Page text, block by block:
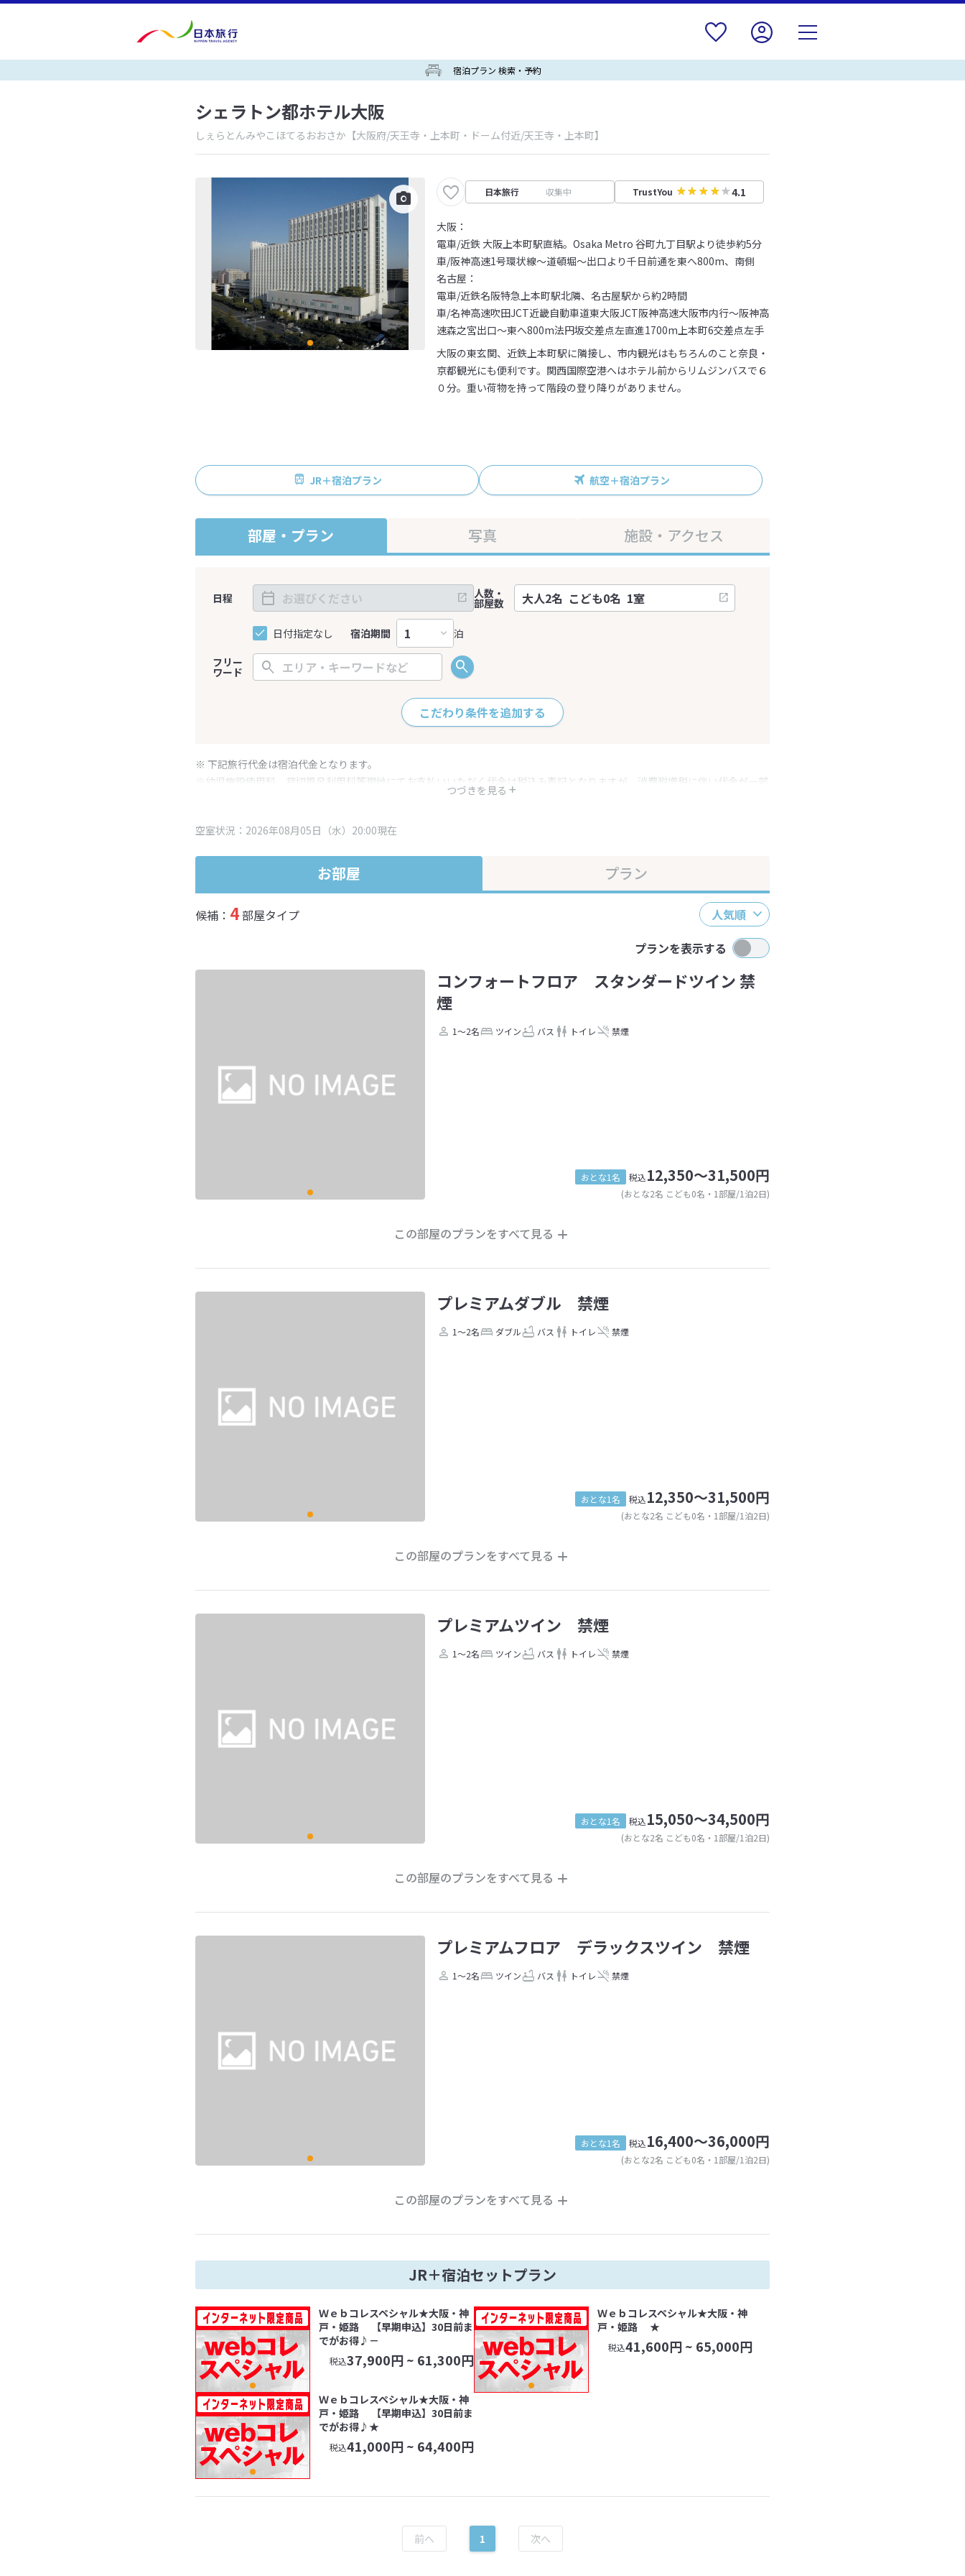
宿泊プラン 検索・予約
シェラトン都ホテル大阪
しぇらとんみやこほてるおおさか 【大阪府/天王寺・上本町・ドーム付近/天王寺・上本町】
日本旅行 収集中 TrustYou 4.1
大阪：
電車/近鉄 大阪上本町駅直結。Osaka Metro 谷町九丁目駅より徒歩約5分
車/阪神高速1号環状線～道頓堀～出口より千日前通を東へ800m、南側
名古屋：
電車/近鉄名阪特急上本町駅北隣、名古屋駅から約2時間
車/名神高速吹田JCT近畿自動車道東大阪JCT阪神高速大阪市内行～阪神高
速森之宮出口～東へ800m法円坂交差点左直進1700m上本町6交差点左手
大阪の東玄関、近鉄上本町駅に隣接し、市内観光はもちろんのこと奈良・
京都観光にも便利です。関西国際空港へはホテル前からリムジンバスで６
０分。重い荷物を持って階段の登り降りがありません。
JR＋宿泊プラン 航空＋宿泊プラン
部屋・プラン 写真 施設・アクセス
日程
日付指定なし 宿泊期間 泊
人数・
部屋数
フリー
ワード
こだわり条件を追加する
つづきを見る
※ 下記旅行代金は宿泊代金となります。
※幼児施設使用料、貸切風呂利用料等現地にてお支払いいただく代金は税込み表記となりますが、消費税増税に伴い代金が一部
空室状況：2026年08月05日（水）20:00現在
お部屋 プラン
候補： 4部屋タイプ
人気順
プランを表示する
コンフォートフロア スタンダードツイン 禁
煙
1～2名 ツイン バス トイレ 禁煙
おとな1名 税込12,350～31,500円
(おとな2名 こども0名・1部屋/1泊2日)
この部屋のプランをすべて見る
プレミアムダブル 禁煙
1～2名 ダブル バス トイレ 禁煙
おとな1名 税込12,350～31,500円
(おとな2名 こども0名・1部屋/1泊2日)
この部屋のプランをすべて見る
プレミアムツイン 禁煙
1～2名 ツイン バス トイレ 禁煙
おとな1名 税込15,050～34,500円
(おとな2名 こども0名・1部屋/1泊2日)
この部屋のプランをすべて見る
プレミアムフロア デラックスツイン 禁煙
1～2名 ツイン バス トイレ 禁煙
おとな1名 税込16,400～36,000円
(おとな2名 こども0名・1部屋/1泊2日)
この部屋のプランをすべて見る
JR＋宿泊セットプラン
Ｗｅｂコレスペシャル★大阪・神
戸・姫路 【早期申込】30日前ま
でがお得♪－
税込37,900円 ~ 61,300円
Ｗｅｂコレスペシャル★大阪・神
戸・姫路 ★
税込41,600円 ~ 65,000円
Ｗｅｂコレスペシャル★大阪・神
戸・姫路 【早期申込】30日前ま
でがお得♪★
税込41,000円 ~ 64,400円
1